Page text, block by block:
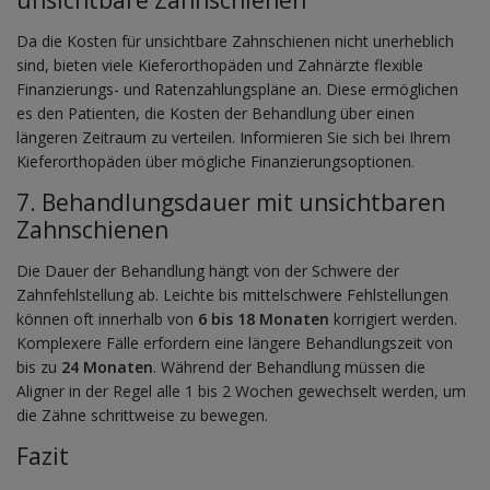
Da die Kosten für unsichtbare Zahnschienen nicht unerheblich
sind, bieten viele Kieferorthopäden und Zahnärzte flexible
Finanzierungs- und Ratenzahlungspläne an. Diese ermöglichen
es den Patienten, die Kosten der Behandlung über einen
längeren Zeitraum zu verteilen. Informieren Sie sich bei Ihrem
Kieferorthopäden über mögliche Finanzierungsoptionen.
7. Behandlungsdauer mit unsichtbaren
Zahnschienen
Die Dauer der Behandlung hängt von der Schwere der
Zahnfehlstellung ab. Leichte bis mittelschwere Fehlstellungen
können oft innerhalb von 6 bis 18 Monaten korrigiert werden.
Komplexere Fälle erfordern eine längere Behandlungszeit von
bis zu 24 Monaten. Während der Behandlung müssen die
Aligner in der Regel alle 1 bis 2 Wochen gewechselt werden, um
die Zähne schrittweise zu bewegen.
Fazit